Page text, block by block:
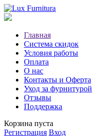
Главная
Система скидок
Условия работы
Оплата
О нас
Контакты и Оферта
Уход за фурнитурой
Отзывы
Поддержка
Корзина пуста
Регистрация Вход